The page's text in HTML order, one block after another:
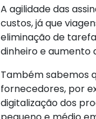
A agilidade das
custos, já que
eliminação de
dinheiro e aumento
Também sabemos
fornecedores, por
digitalização dos